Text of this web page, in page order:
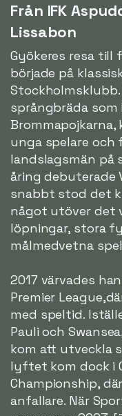
Från IFK
Lissabon
Gyökeres resa
började på
Stockholmsklubb.
språngbräda som
unga spelare
landslagsmän på
åring debuterade
snabbt stod det
något utöver det
löpningar, stora
målmedvetna
2017 värvades
Premier
med speltid.
Pauli och
kom att utveckla
lyftet kom dock i
Championship,
anfallare. När